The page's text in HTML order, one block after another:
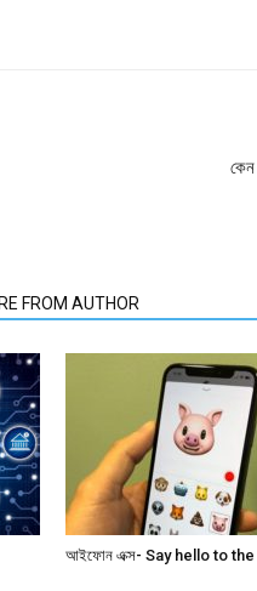
FROM AUTHOR
আইফোন এক্স- Say hello to